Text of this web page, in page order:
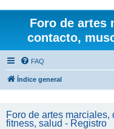
Foro de artes
contacto,
FAQ
Índice general
Foro de artes
fitness, salud - Registro